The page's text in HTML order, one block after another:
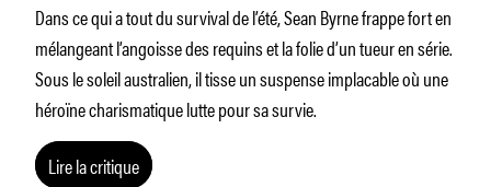
Dans ce qui a tout du survival de l’été, Sean Byrne frappe fort en
mélangeant l’angoisse des requins et la folie d’un tueur en série.
Sous le soleil australien, il tisse un suspense implacable où une
héroïne charismatique lutte pour sa survie.
Lire la critique